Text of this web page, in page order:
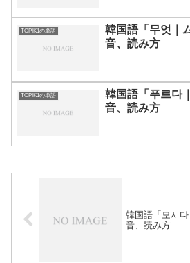
TOPIK1の単語
韓国語「무엇｜
音、読み方
TOPIK1の単語
韓国語「푸르다
音、読み方
韓国語「모시
音、読み方